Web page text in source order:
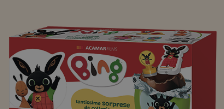
Tripack Ovetti Bluey 60 g
Tripack Ovetti Polaretti 60 g